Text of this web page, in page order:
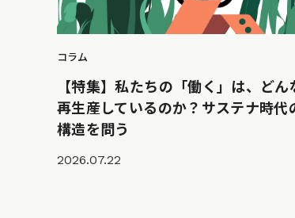
コラム
【特集】私たちの「働く」は、どん
再生産しているのか？サステナ時代
構造を問う
2026.07.22